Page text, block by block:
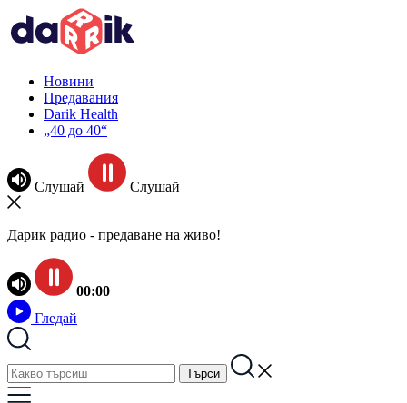
Новини
Предавания
Darik Health
„40 до 40“
Слушай Слушай
Дарик радио - предаване на живо!
00:00
Гледай